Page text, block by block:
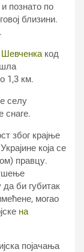
познато по
близини.
Шевченка код
1,3 км.
селу
снаге.
због крајње
која се
правцу.
да би губитак
могао
на
појачања